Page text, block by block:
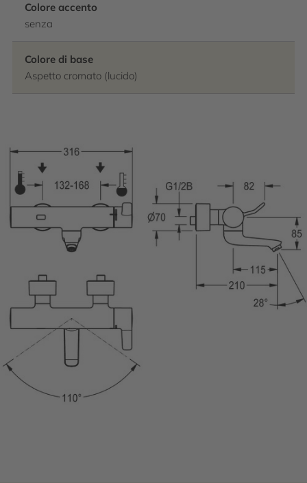
Colore accento
senza
Colore di base
Aspetto cromato (lucido)